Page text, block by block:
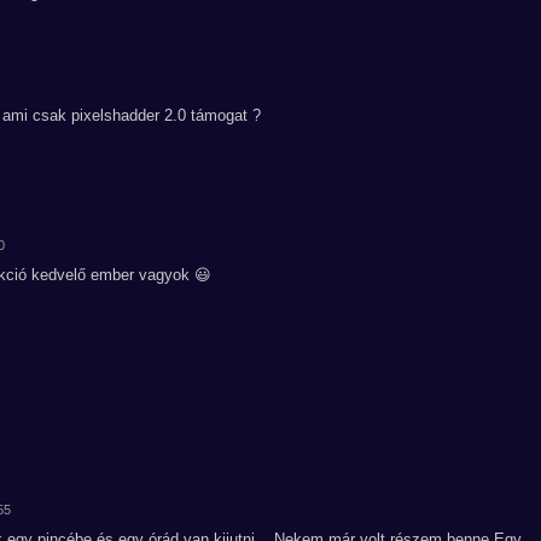
csak pixelshadder 2.0 támogat ?
kedvelő ember vagyok 😃